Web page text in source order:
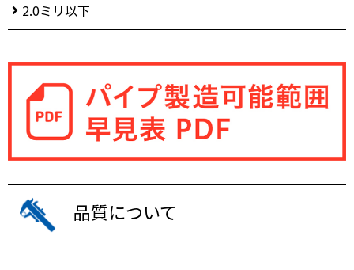
2.0ミリ以下
品質について